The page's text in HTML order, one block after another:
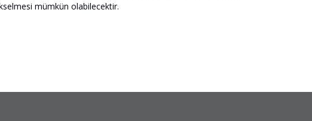
mümkün olabilecektir.